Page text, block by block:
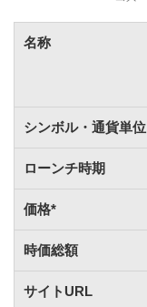
名称
シンボル・通貨単位
ローンチ時期
価格*
時価総額
サイトURL